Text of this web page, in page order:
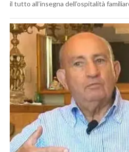
il tutto all’insegna dell’ospitalità